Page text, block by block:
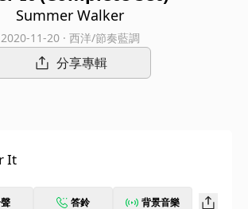
Summer Walker
2020-11-20 · 西洋/節奏藍調
分享專輯
It
答鈴 背景音樂